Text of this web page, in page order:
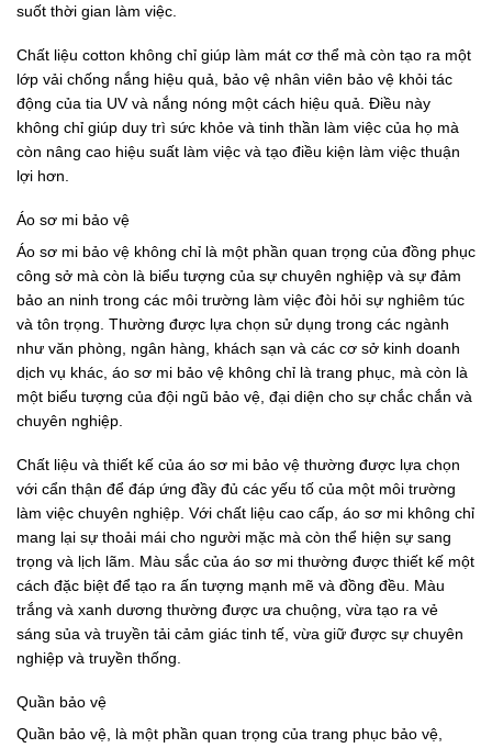
suốt thời gian làm việc.
Chất liệu cotton không chỉ giúp làm mát cơ thể mà còn tạo ra một
lớp vải chống nắng hiệu quả, bảo vệ nhân viên bảo vệ khỏi tác
động của tia UV và nắng nóng một cách hiệu quả. Điều này
không chỉ giúp duy trì sức khỏe và tinh thần làm việc của họ mà
còn nâng cao hiệu suất làm việc và tạo điều kiện làm việc thuận
lợi hơn.
Áo sơ mi bảo vệ
Áo sơ mi bảo vệ không chỉ là một phần quan trọng của đồng phục
công sở mà còn là biểu tượng của sự chuyên nghiệp và sự đảm
bảo an ninh trong các môi trường làm việc đòi hỏi sự nghiêm túc
và tôn trọng. Thường được lựa chọn sử dụng trong các ngành
như văn phòng, ngân hàng, khách sạn và các cơ sở kinh doanh
dịch vụ khác, áo sơ mi bảo vệ không chỉ là trang phục, mà còn là
một biểu tượng của đội ngũ bảo vệ, đại diện cho sự chắc chắn và
chuyên nghiệp.
Chất liệu và thiết kế của áo sơ mi bảo vệ thường được lựa chọn
với cẩn thận để đáp ứng đầy đủ các yếu tố của một môi trường
làm việc chuyên nghiệp. Với chất liệu cao cấp, áo sơ mi không chỉ
mang lại sự thoải mái cho người mặc mà còn thể hiện sự sang
trọng và lịch lãm. Màu sắc của áo sơ mi thường được thiết kế một
cách đặc biệt để tạo ra ấn tượng mạnh mẽ và đồng đều. Màu
trắng và xanh dương thường được ưa chuộng, vừa tạo ra vẻ
sáng sủa và truyền tải cảm giác tinh tế, vừa giữ được sự chuyên
nghiệp và truyền thống.
Quần bảo vệ
Quần bảo vệ, là một phần quan trọng của trang phục bảo vệ,